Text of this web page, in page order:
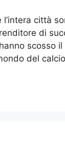
città
di
scosso
del